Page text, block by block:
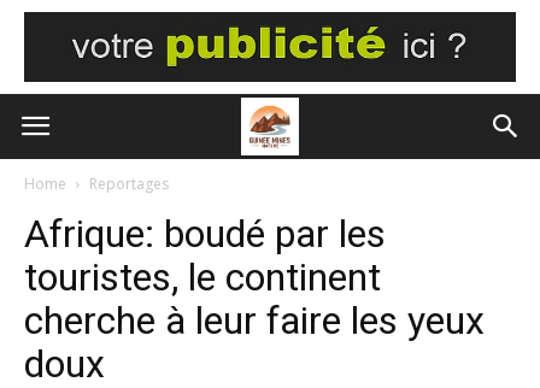
Home Reportages
Afrique: boudé par les
touristes, le continent
cherche à leur faire les yeux
doux